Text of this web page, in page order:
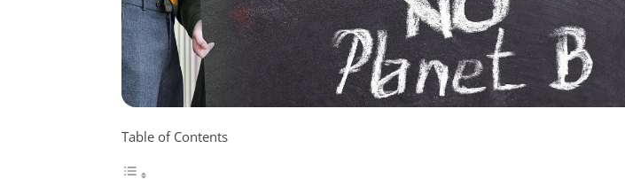
Table of Contents